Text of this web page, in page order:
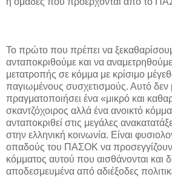
Το πρώτο που πρέπει να
ανταποκριθούμε και να
μετατροπής σε κόμμα με κρίσιμο
παγιωμένους συσχετισμούς. Αυτό δεν
πραγματοποιήσει ένα «μικρό και
σκαντζόχοιρος αλλά ένα ανοικτό
ανταποκριθεί στις μεγάλες
στην ελληνική κοινωνία. Είναι
οπαδούς του ΠΑΣΟΚ να προσεγγίζουν
κόμματος αυτού που αισθάνονται και
αποδεσμευμένα από αδιέξοδες